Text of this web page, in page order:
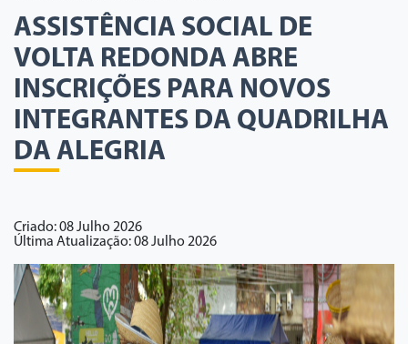
ASSISTÊNCIA SOCIAL DE
VOLTA REDONDA ABRE
INSCRIÇÕES PARA NOVOS
INTEGRANTES DA QUADRILHA
DA ALEGRIA
Criado: 08 Julho 2026
Última Atualização: 08 Julho 2026